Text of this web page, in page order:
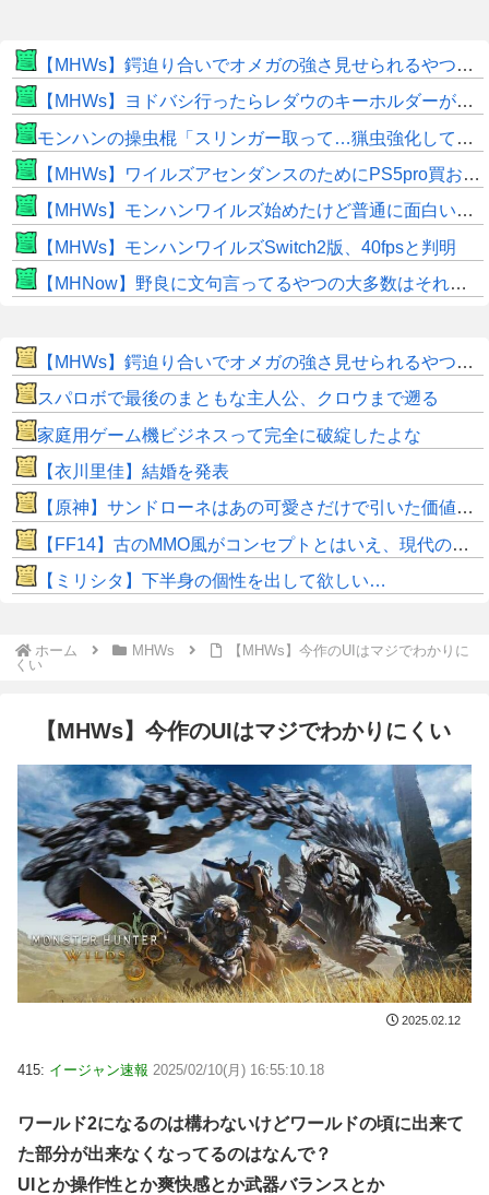
【MHWs】鍔迫り合いでオメガの強さ見せられるやつ一番すき
【MHWs】ヨドバシ行ったらレダウのキーホルダーが100円で売ってて草
モンハンの操虫棍「スリンガー取って…猟虫強化して…エキス取って… よし、戦うぞ」←これ
【MHWs】ワイルズアセンダンスのためにPS5pro買おうとしたら転売価格ばかりじゃねーか
【MHWs】モンハンワイルズ始めたけど普通に面白いじゃん
【MHWs】モンハンワイルズSwitch2版、40fpsと判明
【MHNow】野良に文句言ってるやつの大多数はそれしてないだけの雑魚だから聞く耳持つだけムダよ
【MHWs】鍔迫り合いでオメガの強さ見せられるやつ一番すき
スパロボで最後のまともな主人公、クロウまで遡る
家庭用ゲーム機ビジネスって完全に破綻したよな
【衣川里佳】結婚を発表
【原神】サンドローネはあの可愛さだけで引いた価値ある！
【FF14】古のMMO風がコンセプトとはいえ、現代の環境に「アクセ極低ドロ率」は合っていないのでは？と話題に
【ミリシタ】下半身の個性を出して欲しい…
ホーム MHWs
【MHWs】今作のUIはマジでわかりに
くい
【MHWs】今作のUIはマジでわかりにくい
2025.02.12
415: イージャン速報 2025/02/10(月) 16:55:10.18
ワールド2になるのは構わないけどワールドの頃に出来て
た部分が出来なくなってるのはなんで？
UIとか操作性とか爽快感とか武器バランスとか